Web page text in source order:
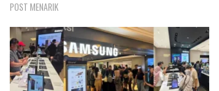
POST MENARIK